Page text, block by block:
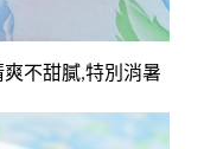
爽不甜膩,特別消暑